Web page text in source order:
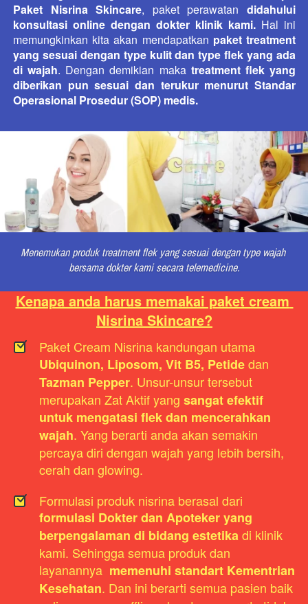
Paket Nisrina Skincare, paket perawatan didahului
konsultasi online dengan dokter klinik kami. Hal ini
memungkinkan kita akan mendapatkan paket treatment
yang sesuai dengan type kulit dan type flek yang ada
di wajah. Dengan demikian maka treatment flek yang
diberikan pun sesuai dan terukur menurut Standar
Operasional Prosedur (SOP) medis.
Menemukan produk treatment flek yang sesuai dengan type wajah
bersama dokter kami secara telemedicine.
Kenapa anda harus memakai paket cream
Nisrina Skincare?
Ubiquinon, Liposom, Vit B5, Petide
Tazman Pepper. Unsur-unsur tersebut
merupakan Zat Aktif yang sangat efektif
untuk mengatasi flek dan mencerahkan
wajah. Yang berarti anda akan semakin
percaya diri dengan wajah yang lebih bersih,
cerah dan glowing.
formulasi Dokter dan Apoteker yang
berpengalaman di bidang estetika di klinik
kami. Sehingga semua produk dan
layanannya memenuhi standart Kementrian
Kesehatan. Dan ini berarti semua pasien baik